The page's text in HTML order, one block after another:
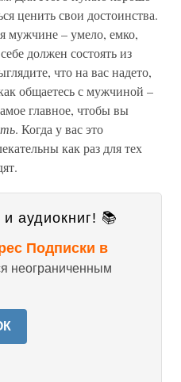
ценить свои достоинства.
мужчине – умело, емко,
должен состоять из
что на вас надето,
общаетесь с мужчиной –
главное, чтобы вы
. Когда у вас это
как раз для тех
аудиокниг! 📚
Подписки в
неограниченным